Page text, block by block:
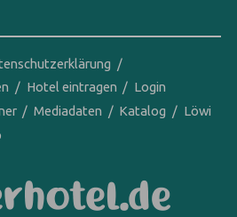
Hotel eintragen
Login
Mediadaten Katalog
Löwi